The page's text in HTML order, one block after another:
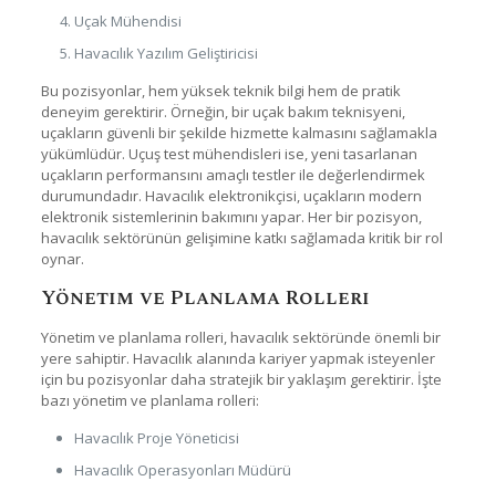
Uçak Mühendisi
Havacılık Yazılım Geliştiricisi
Bu pozisyonlar, hem yüksek teknik bilgi hem de pratik
deneyim gerektirir. Örneğin, bir uçak bakım teknisyeni,
uçakların güvenli bir şekilde hizmette kalmasını sağlamakla
yükümlüdür. Uçuş test mühendisleri ise, yeni tasarlanan
uçakların performansını amaçlı testler ile değerlendirmek
durumundadır. Havacılık elektronikçisi, uçakların modern
elektronik sistemlerinin bakımını yapar. Her bir pozisyon,
havacılık sektörünün gelişimine katkı sağlamada kritik bir rol
oynar.
Yönetim ve Planlama Rolleri
Yönetim ve planlama rolleri, havacılık sektöründe önemli bir
yere sahiptir. Havacılık alanında kariyer yapmak isteyenler
için bu pozisyonlar daha stratejik bir yaklaşım gerektirir. İşte
bazı yönetim ve planlama rolleri:
Havacılık Proje Yöneticisi
Havacılık Operasyonları Müdürü